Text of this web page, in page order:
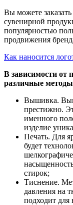
Вы можете
сувенирной
популярностью
продвижения
Как наносится
В зависимости от
различные методы
Вышивка.
престижно.
именного
изделие
Печать. Для
будет
стирок;
Тиснение.
давления на
подходит для